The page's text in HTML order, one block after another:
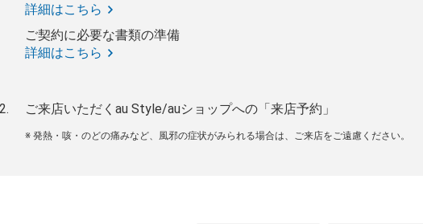
詳細はこちら
ご契約に必要な書類の準備
詳細はこちら
ご来店いただくau Style/auショップへの「来店予約」
※ 発熱・咳・のどの痛みなど、風邪の症状がみられる場合は、ご来店をご遠慮ください。